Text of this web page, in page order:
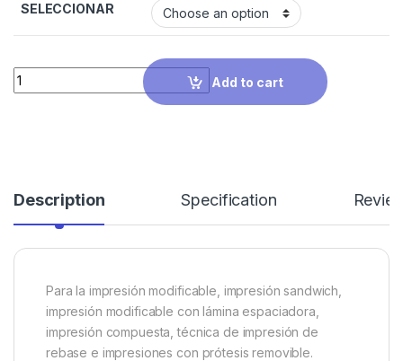
SELECCIONAR
Quantity
Add to cart
Description Specification
Para la impresión modificable, impresión sandwich,
impresión modificable con lámina espaciadora,
impresión compuesta, técnica de impresión de
rebase e impresiones con prótesis removible.